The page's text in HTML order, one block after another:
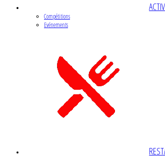
Compétitions
Evénements